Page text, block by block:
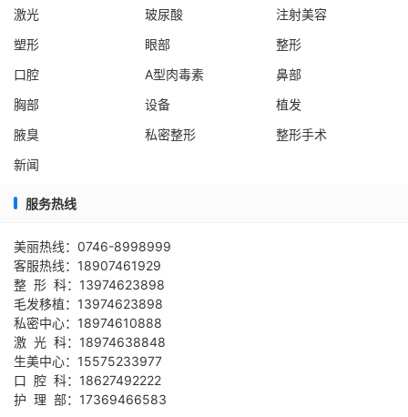
激光
玻尿酸
注射美容
塑形
眼部
整形
口腔
A型肉毒素
鼻部
胸部
设备
植发
腋臭
私密整形
整形手术
新闻
服务热线
美丽热线：0746-8998999
客服热线：18907461929
整 形 科：13974623898
毛发移植：13974623898
私密中心：18974610888
激 光 科：18974638848
生美中心：15575233977
口 腔 科：18627492222
护 理 部：17369466583